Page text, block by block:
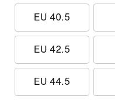
EU 40.5
EU 42.5
EU 44.5